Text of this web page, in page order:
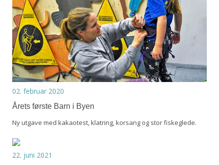
02. februar 2020
Årets første Barn i Byen
Ny utgave med kakaotest, klatring, korsang og stor fiskeglede.
22. juni 2021